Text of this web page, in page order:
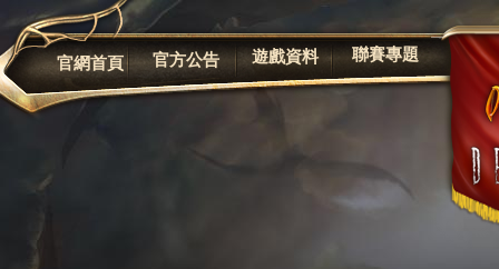
官網首頁 官方公告 遊戲資料 聯賽專題